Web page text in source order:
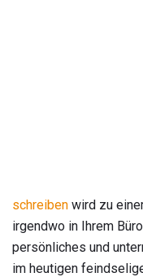
schreiben wird zu
irgendwo in Ihrem
persönliches und
im heutigen